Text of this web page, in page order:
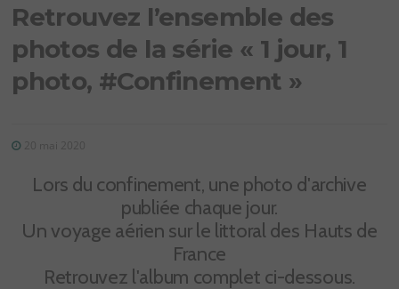
Retrouvez l’ensemble des
photos de la série « 1 jour, 1
photo, #Confinement »
20 mai 2020
Lors du confinement, une photo d'archive
publiée chaque jour.
Un voyage aérien sur le littoral des Hauts de
France
Retrouvez l'album complet ci-dessous.